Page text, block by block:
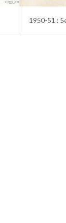
1950-51 :